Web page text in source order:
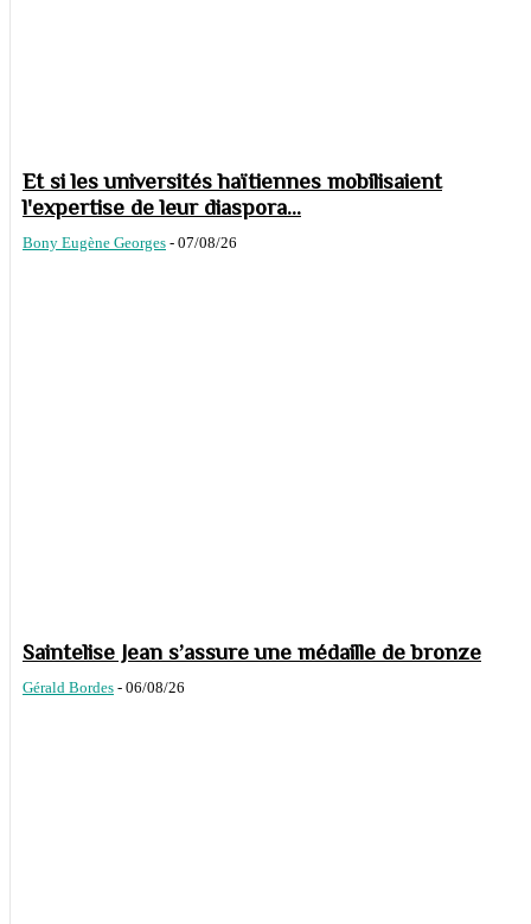
Et si les universités haïtiennes mobilisaient
l'expertise de leur diaspora...
Bony Eugène Georges - 07/08/26
Saintelise Jean s’assure une médaille de bronze
Gérald Bordes - 06/08/26